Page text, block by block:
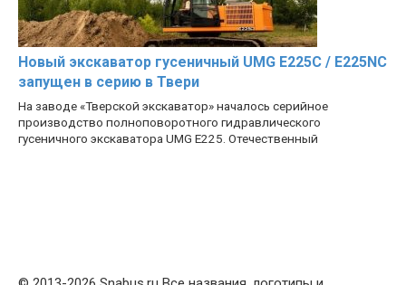
Новый экскаватор гусеничный UMG E225C / E225NC
запущен в серию в Твери
На заводе «Тверской экскаватор» началось серийное
производство полноповоротного гидравлического
гусеничного экскаватора UMG E225. Отечественный